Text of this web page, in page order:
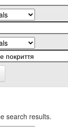
search results.